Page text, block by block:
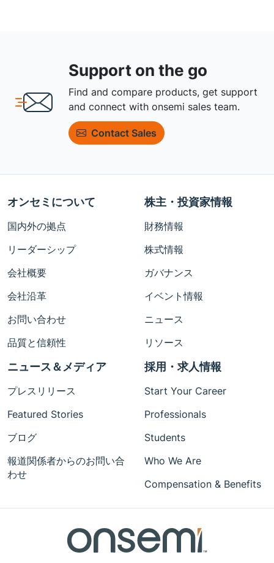
Support on the go
Find and compare products, get support
and connect with onsemi sales team.
Contact Sales
オンセミについて
国内外の拠点
リーダーシップ
会社概要
会社沿革
お問い合わせ
品質と信頼性
株主・投資家情報
財務情報
株式情報
ガバナンス
イベント情報
ニュース
リソース
ニュース＆メディア
プレスリリース
Featured Stories
ブログ
報道関係者からのお問い合
わせ
採用・求人情報
Start Your Career
Professionals
Students
Who We Are
Compensation & Benefits